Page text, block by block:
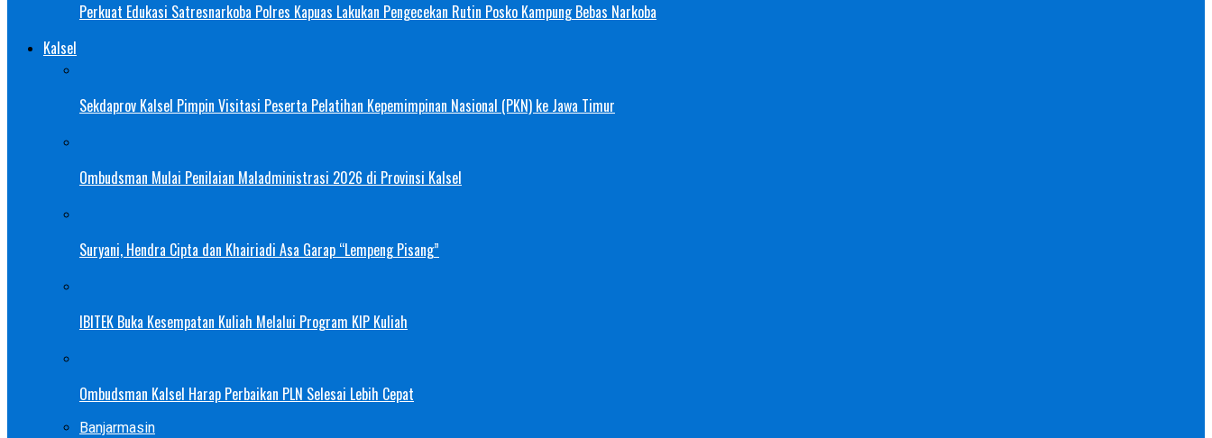
Perkuat Edukasi Satresnarkoba Polres Kapuas Lakukan Pengecekan Rutin Posko Kampung Bebas Narkoba
Kalsel
Sekdaprov Kalsel Pimpin Visitasi Peserta Pelatihan Kepemimpinan Nasional (PKN) ke Jawa Timur
Ombudsman Mulai Penilaian Maladministrasi 2026 di Provinsi Kalsel
Suryani, Hendra Cipta dan Khairiadi Asa Garap “Lempeng Pisang”
IBITEK Buka Kesempatan Kuliah Melalui Program KIP Kuliah
Ombudsman Kalsel Harap Perbaikan PLN Selesai Lebih Cepat
Banjarmasin